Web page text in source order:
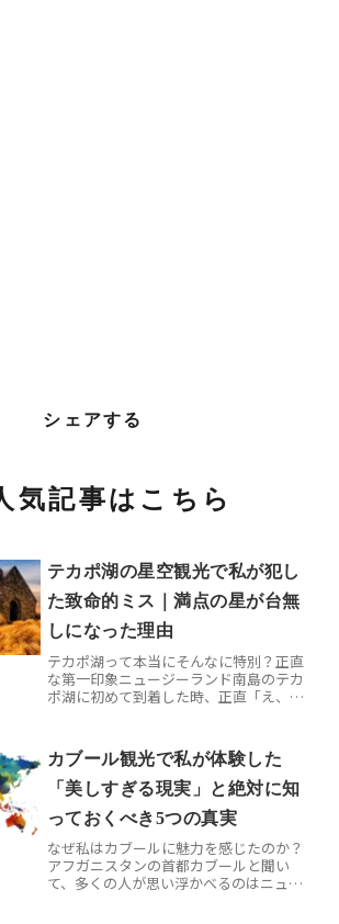
シェアする
気記事はこちら
テカポ湖の星空観光で私が犯し
た致命的ミス｜満点の星が台無
しになった理由
テカポ湖って本当にそんなに特別？正直
な第一印象ニュージーランド南島のテカ
ポ湖に初めて到着した時、正直「え、こ
ーの湖面が広がっていますが、想像して
いたほどの衝撃はなかった...
カブール観光で私が体験した
「美しすぎる現実」と絶対に知
っておくべき5つの真実
なぜ私はカブールに魅力を感じたのか？
アフガニスタンの首都カブールと聞い
て、多くの人が思い浮かべるのはニュー